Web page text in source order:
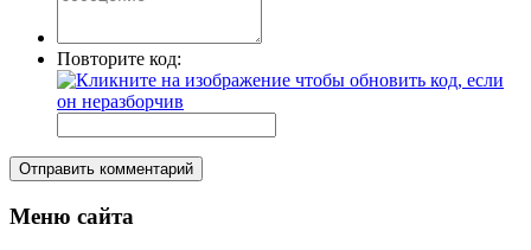
Повторите код:
Отправить комментарий
Меню сайта